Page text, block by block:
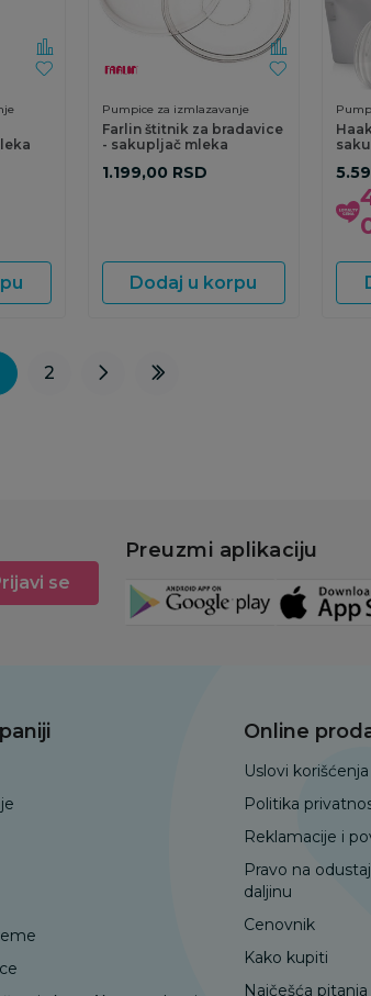
Pumpice za izmlazavanje
Farlin štitnik za bradavice
- sakupljač mleka
1.199,00 RSD
Dodaj u korpu
2
se
Preuzmi aplikaciju
Online
Uslovi korišćenja
Politika
Reklamacije i
Pravo na
daljinu
Cenovnik
Kako kupiti
Najčešća pitanja